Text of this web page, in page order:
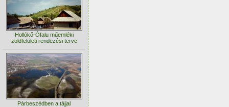
Hollókő-Ófalu műemléki
zöldfelületi rendezési terve
Párbeszédben a tájjal